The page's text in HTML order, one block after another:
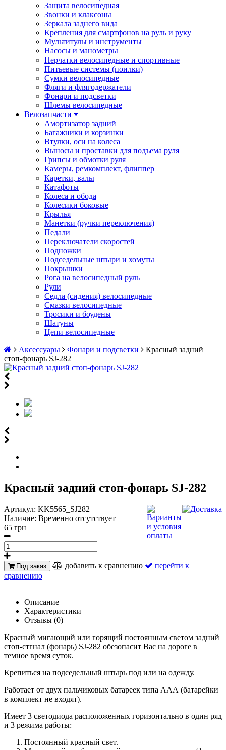
Защита велосипедная
Звонки и клаксоны
Зеркала заднего вида
Крепления для смартфонов на руль и руку
Мультитулы и инструменты
Насосы и манометры
Перчатки велосипедные и спортивные
Питьевые системы (поилки)
Сумки велосипедные
Фляги и флягодержатели
Фонари и подсветки
Шлемы велосипедные
Велозапчасти
Амортизатор задний
Багажники и корзинки
Втулки, оси на колеса
Выносы и проставки для подъема руля
Грипсы и обмотки руля
Камеры, ремкомплект, флиппер
Каретки, валы
Катафоты
Колеса и обода
Колесики боковые
Крылья
Манетки (ручки переключения)
Педали
Переключатели скоростей
Подножки
Подседельные штыри и хомуты
Покрышки
Рога на велосипедный руль
Рули
Седла (сидения) велосипедные
Смазки велосипедные
Тросики и боудены
Шатуны
Цепи велосипедные
Аксессуары
Фонари и подсветки
Красный задний
стоп-фонарь SJ-282
Красный задний стоп-фонарь SJ-282
Артикул: KK5565_SJ282
Наличие: Временно отсутствует
65 грн
Под заказ добавить к сравнению
перейти к
сравнению
Описание
Характеристики
Отзывы (0)
Красный мигающий или горящий постоянным светом задний
стоп-стгнал (фонарь) SJ-282 обезопасит Вас на дороге в
темное время суток.
Крепиться на подседельный штырь под или на одежду.
Работает от двух пальчиковых батареек типа ААА (батарейки
в комплект не входят).
Имеет 3 светодиода расположенных горизонтально в один ряд
и 3 режима работы:
Постоянный красный свет.